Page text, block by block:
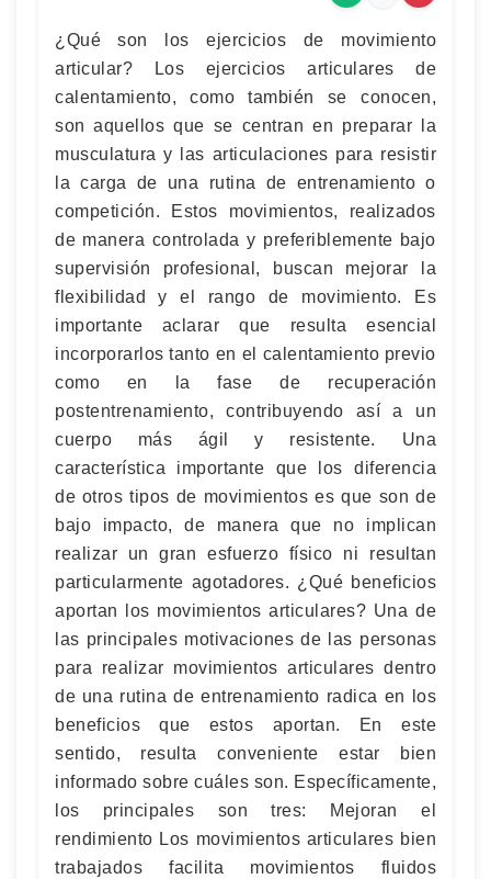
¿Qué son los ejercicios de movimiento
articular? Los ejercicios articulares de
calentamiento, como también se conocen,
son aquellos que se centran en preparar la
musculatura y las articulaciones para resistir
la carga de una rutina de entrenamiento o
competición. Estos movimientos, realizados
de manera controlada y preferiblemente bajo
supervisión profesional, buscan mejorar la
flexibilidad y el rango de movimiento. Es
importante aclarar que resulta esencial
incorporarlos tanto en el calentamiento previo
como en la fase de recuperación
postentrenamiento, contribuyendo así a un
cuerpo más ágil y resistente. Una
característica importante que los diferencia
de otros tipos de movimientos es que son de
bajo impacto, de manera que no implican
realizar un gran esfuerzo físico ni resultan
particularmente agotadores. ¿Qué beneficios
aportan los movimientos articulares? Una de
las principales motivaciones de las personas
para realizar movimientos articulares dentro
de una rutina de entrenamiento radica en los
beneficios que estos aportan. En este
sentido, resulta conveniente estar bien
informado sobre cuáles son. Específicamente,
los principales son tres: Mejoran el
rendimiento Los movimientos articulares bien
trabajados facilita movimientos fluidos